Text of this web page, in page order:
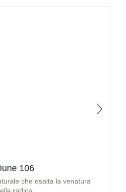
106
che esalta la venatura